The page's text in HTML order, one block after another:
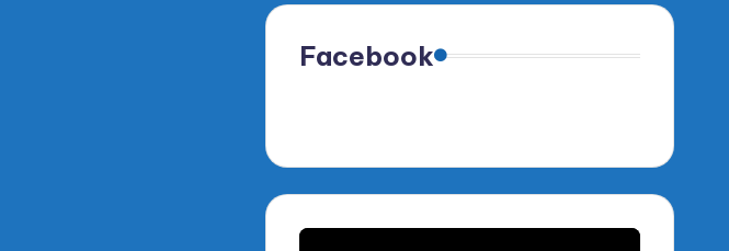
Facebook